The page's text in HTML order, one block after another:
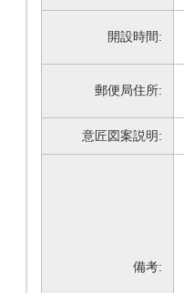
開設時間:
郵便局住所:
意匠図案説明:
備考: